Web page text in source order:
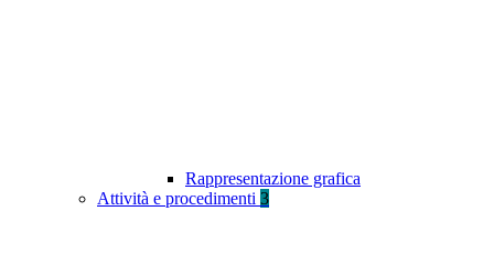
Rappresentazione grafica
Attività e procedimenti 3